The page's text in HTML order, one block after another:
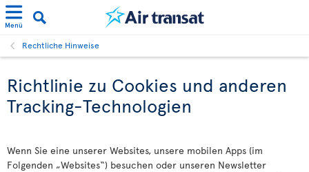
Menü
Rechtliche Hinweise
Richtlinie zu Cookies und anderen
Tracking-Technologien
Wenn Sie eine unserer Websites, unsere mobilen Apps (im
Folgenden „Websites“) besuchen oder unseren Newsletter